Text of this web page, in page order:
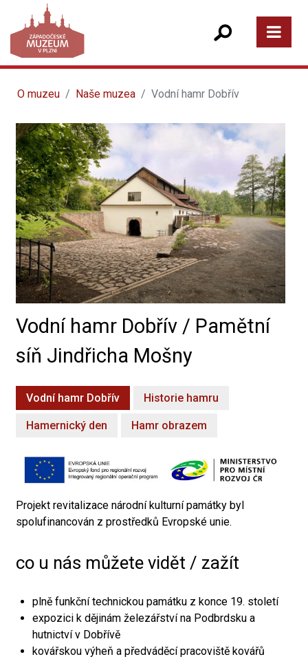
O muzeu Naše muzea Vodní hamr Dobřív
Vodní hamr Dobřív / Pamětní
síň Jindřicha Mošny
Vodní hamr Dobřív Historie hamru
Hamernický den Hamr obrazem
Projekt revitalizace národní kulturní památky byl
spolufinancován z prostředků Evropské unie.
co u nás můžete vidět / zažít
plně funkční technickou památku z konce 19. století
expozici k dějinám železářství na Podbrdsku a
hutnictví v Dobřívě
kovářskou výheň a předváděcí pracoviště kovářů